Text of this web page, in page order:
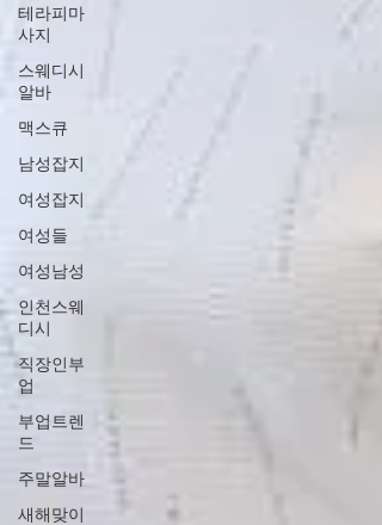
테라피마
사지
스웨디시
알바
맥스큐
남성잡지
여성잡지
여성들
여성남성
인천스웨
디시
직장인부
업
부업트렌
드
주말알바
새해맞이